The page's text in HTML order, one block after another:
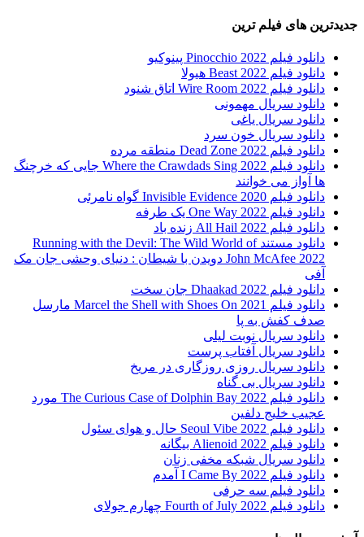
جدیدترین های فیلم ترین
دانلود فیلم Pinocchio 2022 پینوکیو
دانلود فیلم Beast 2022 هیولا
دانلود فیلم Wire Room 2022 اتاق شنود
دانلود سریال مهمونی
دانلود سریال یاغی
دانلود سریال خون سرد
دانلود فیلم 2022 Dead Zone منطقه مرده
دانلود فیلم Where the Crawdads Sing 2022 جایی که خرچنگ
ها آواز می خوانند
دانلود فیلم 2020 Invisible Evidence گواه نامرئی
دانلود فیلم One Way 2022 یک طرفه
دانلود فیلم All Hail 2022 زنده باد
دانلود مستند Running with the Devil: The Wild World of
John McAfee 2022 دویدن با شیطان : دنیای وحشی جان مک
آفی
دانلود فیلم Dhaakad 2022 جان سخت
دانلود فیلم Marcel the Shell with Shoes On 2021 مارسل
صدف کفش به پا
دانلود سریال نوبت لیلی
دانلود سریال آفتاب پرست
دانلود سریال روزی روزگاری در مریخ
دانلود سریال بی گناه
دانلود فیلم The Curious Case of Dolphin Bay 2022 مورد
عجیب خلیج دلفین
دانلود فیلم Seoul Vibe 2022 حال و هوای سئول
دانلود فیلم Alienoid 2022 بیگانه
دانلود سریال شبکه مخفی زنان
دانلود فیلم I Came By 2022 آمدم
دانلود فیلم سه حرفی
دانلود فیلم Fourth of July 2022 چهارم جولای